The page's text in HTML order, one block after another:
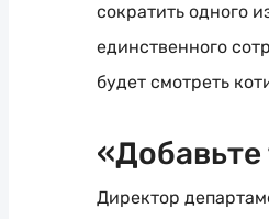
сократить одного
единственного
будет смотреть
Директор